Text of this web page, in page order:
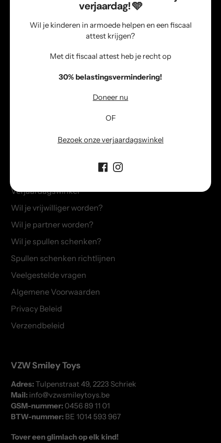
kind een fijne verjaardag, Sinterklaas
Elk kind verdient gelijke kansen
en/of achtergrond.
Info over verjaardagspakketten
Verjaardagswinkel
Wil je vrijwilliger worden?
Wil je partner worden?
Wil je spullen schenken?
Spullen schenken richtlijnen
Veelgestelde vragen
Algemene Voorwaarden
Privacy Beleid
Verzendbeleid
VZW Smiley Toys
Adres:Tulpenstraat 49, 2223 Schriek
Mail: info@vzwsmileytoys.be
GSM-nummer: 0456 89 11 01
BTW-nummer: BE 1014 593 967
Tover een glimlach op elk kind!
verjaardag! 🩵
Wil je kinderen in armoede helpen en een fiscaal
attest krijgen?
Met dit fiscaal attest heb je recht op
30% belastingsvermindering!
Doneer nu
OF
Bezoek onze verjaardagswinkel